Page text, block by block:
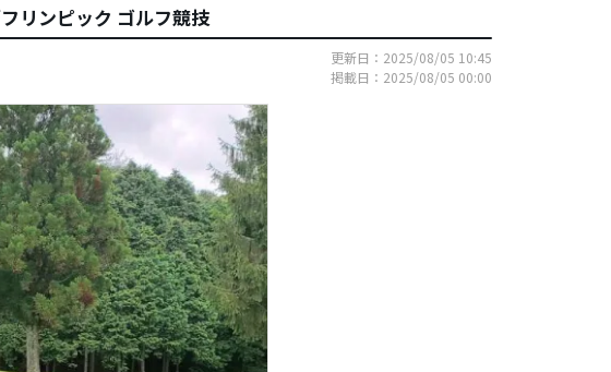
リンピック ゴルフ競技
更新日：2025/08/05 10:45
掲載日：2025/08/05 00:00